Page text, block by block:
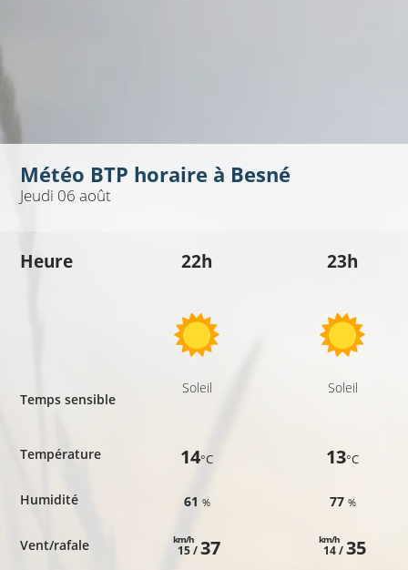
Météo BTP horaire à Besné
Jeudi 06 août
Heure
Temps sensible
Température
Humidité
Vent/rafale
22h
Soleil
14°C
61 %
15 /
km/h 37
23h
Soleil
13°C
77 %
14 /
km/h 35